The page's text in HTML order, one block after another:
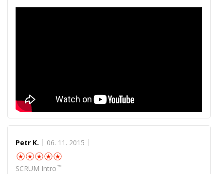
Petr K. 06. 11. 2015
☆☆☆☆
SCRUM Intro ™